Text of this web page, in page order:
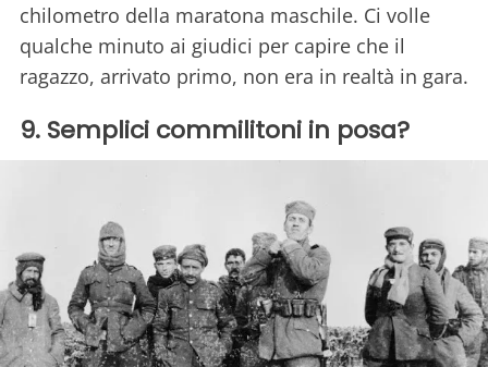
chilometro della maratona maschile. Ci volle
qualche minuto ai giudici per capire che il
ragazzo, arrivato primo, non era in realtà in gara.
9. Semplici commilitoni in posa?